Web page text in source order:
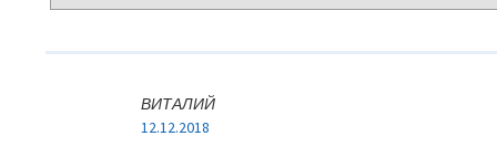
ВИТАЛИЙ
12.12.2018